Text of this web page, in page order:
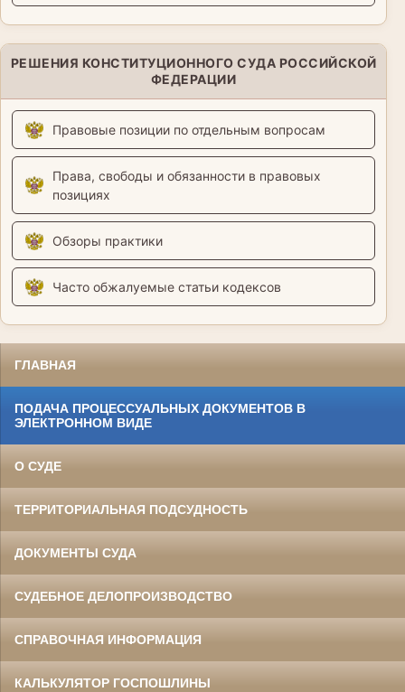
РЕШЕНИЯ КОНСТИТУЦИОННОГО СУДА РОССИЙСКОЙ
ФЕДЕРАЦИИ
Правовые позиции по отдельным вопросам
Права, свободы и обязанности в правовых
позициях
Обзоры практики
Часто обжалуемые статьи кодексов
ГЛАВНАЯ
ПОДАЧА ПРОЦЕССУАЛЬНЫХ ДОКУМЕНТОВ В
ЭЛЕКТРОННОМ ВИДЕ
О СУДЕ
ТЕРРИТОРИАЛЬНАЯ ПОДСУДНОСТЬ
ДОКУМЕНТЫ СУДА
СУДЕБНОЕ ДЕЛОПРОИЗВОДСТВО
СПРАВОЧНАЯ ИНФОРМАЦИЯ
КАЛЬКУЛЯТОР ГОСПОШЛИНЫ